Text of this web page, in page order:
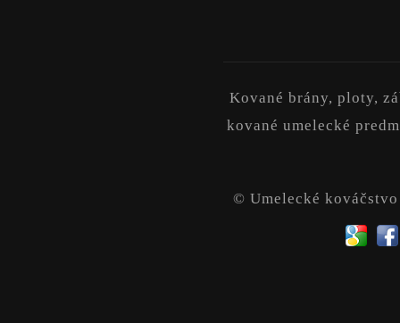
Kované brány, ploty,
kované umelecké
© Umelecké